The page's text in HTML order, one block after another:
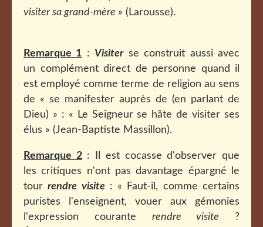
visiter sa grand-mère » (Larousse).
Remarque 1 : Visiterse construit aussi avec
un complément direct de personne quand il
est employé comme terme de religion au sens
de « se manifester auprès de (en parlant de
Dieu) » : « Le Seigneur se hâte de visiter ses
élus » (Jean-Baptiste Massillon).
Remarque 2: Il est cocasse d'observer que
les critiques n'ont pas davantage épargné le
tourrendre visite: « Faut-il, comme certains
puristes l'enseignent, vouer aux gémonies
l'expression courante rendre visite ?